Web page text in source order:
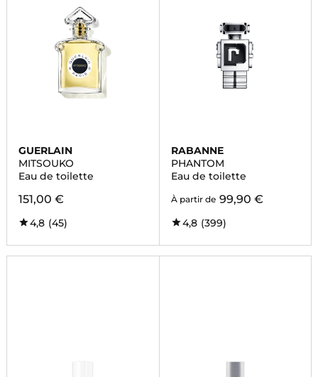
GUERLAIN
MITSOUKO
Eau de toilette
151,00 €
4,8 (45)
RABANNE
PHANTOM
Eau de toilette
À partir de 99,90 €
4,8 (399)